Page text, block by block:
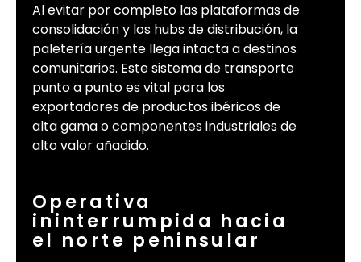
Al evitar por completo las plataformas de
consolidación y los hubs de distribución, la
paletería urgente llega intacta a destinos
comunitarios. Este sistema de transporte
punto a punto es vital para los
exportadores de productos ibéricos de
alta gama o componentes industriales de
alto valor añadido.
Operativa
ininterrumpida hacia
el norte peninsular